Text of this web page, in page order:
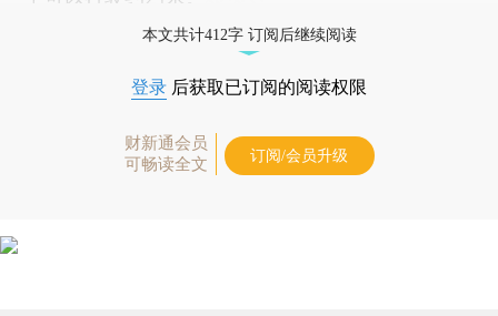
本文共计412字 订阅后继续阅读
登录 后获取已订阅的阅读权限
财新通会员
可畅读全文
订阅/会员升级